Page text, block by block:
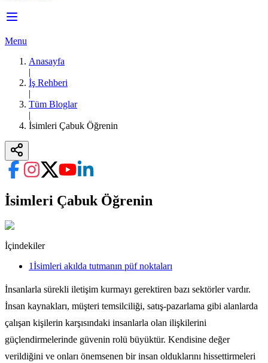
Menu
Anasayfa
|
İş Rehberi
|
Tüm Bloglar
|
İsimleri Çabuk Öğrenin
İsimleri Çabuk Öğrenin
İçindekiler
1İsimleri akılda tutmanın püf noktaları
İnsanlarla sürekli iletişim kurmayı gerektiren bazı sektörler vardır.
İnsan kaynakları, müşteri temsilciliği, satış-pazarlama gibi alanlarda
çalışan kişilerin karşısındaki insanlarla olan ilişkilerini
güçlendirmelerinde güvenin rolü büyüktür. Kendisine değer
verildiğini ve onları önemsenen bir insan olduklarını hissettirmeleri